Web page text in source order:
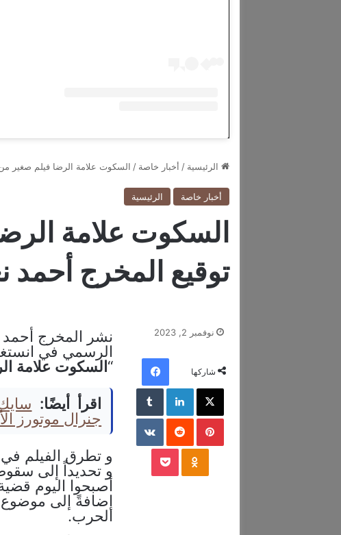
الرئيسية / أخبار خاصة / السكوت علامة الرضا فيلم صغير
أخبار خاصة الرئيسية
السكوت علامة
توقيع المخرج أحمد
نشر المخرج أحمد
الرسمي في
“ السكوت علامة
اقرأ أيضًا:
جنرال موتورز
و تطرق الفيلم
و تحديداً إلى
أصبحوا اليوم
إضافةً إلى
الحرب.
نوفمبر 2, 2023
شاركها
فيسبوك
‫X لينكدإن
بينتيريست ‏Reddit
Odnoklassniki
‫Pocket